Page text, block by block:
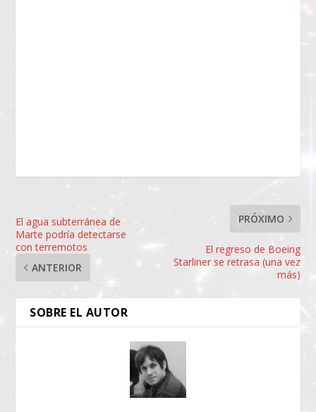
El agua subterránea de
Marte podría detectarse
con terremotos
ANTERIOR
PRÓXIMO
El regreso de Boeing
Starliner se retrasa (una vez
más)
SOBRE EL AUTOR